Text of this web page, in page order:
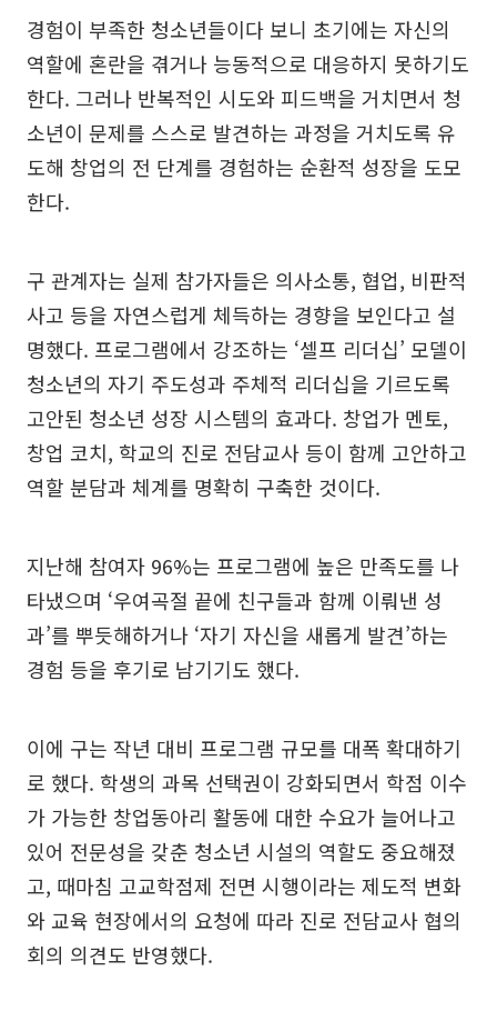
경험이 부족한 청소년들이다 보니 초기에는 자신의
역할에 혼란을 겪거나 능동적으로 대응하지 못하기도
한다. 그러나 반복적인 시도와 피드백을 거치면서 청
소년이 문제를 스스로 발견하는 과정을 거치도록 유
도해 창업의 전 단계를 경험하는 순환적 성장을 도모
한다.
구 관계자는 실제 참가자들은 의사소통, 협업, 비판적
사고 등을 자연스럽게 체득하는 경향을 보인다고 설
명했다. 프로그램에서 강조하는 ‘셀프 리더십’ 모델이
청소년의 자기 주도성과 주체적 리더십을 기르도록
고안된 청소년 성장 시스템의 효과다. 창업가 멘토,
창업 코치, 학교의 진로 전담교사 등이 함께 고안하고
역할 분담과 체계를 명확히 구축한 것이다.
지난해 참여자 96%는 프로그램에 높은 만족도를 나
타냈으며 ‘우여곡절 끝에 친구들과 함께 이뤄낸 성
과’를 뿌듯해하거나 ‘자기 자신을 새롭게 발견’하는
경험 등을 후기로 남기기도 했다.
이에 구는 작년 대비 프로그램 규모를 대폭 확대하기
로 했다. 학생의 과목 선택권이 강화되면서 학점 이수
가 가능한 창업동아리 활동에 대한 수요가 늘어나고
있어 전문성을 갖춘 청소년 시설의 역할도 중요해졌
고, 때마침 고교학점제 전면 시행이라는 제도적 변화
와 교육 현장에서의 요청에 따라 진로 전담교사 협의
회의 의견도 반영했다.